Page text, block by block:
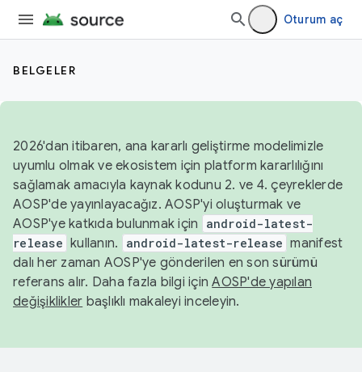
Oturum aç
BELGELER
2026'dan itibaren, ana kararlı geliştirme modelimizle
uyumlu olmak ve ekosistem için platform kararlılığını
sağlamak amacıyla kaynak kodunu 2. ve 4. çeyreklerde
AOSP'de yayınlayacağız. AOSP'yi oluşturmak ve
AOSP'ye katkıda bulunmak için
android-latest-
release kullanın. android-latest-release manifest
dalı her zaman AOSP'ye gönderilen en son sürümü
referans alır. Daha fazla bilgi içinAOSP'de yapılan
değişiklikler başlıklı makaleyi inceleyin.